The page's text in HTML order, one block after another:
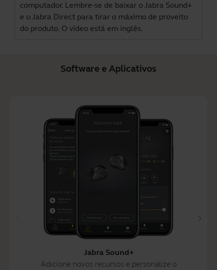
computador. Lembre-se de baixar oJabra Sound+
e oJabra Direct para tirar o máximo de proveito
do produto. O vídeo está em inglês.
Software e Aplicativos
Jabra Sound+
Adicione novos recursos e personalize o